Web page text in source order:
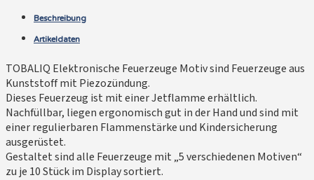
Beschreibung
Artikeldaten
TOBALIQ Elektronische Feuerzeuge Motiv sind Feuerzeuge aus
Kunststoff mit Piezozündung.
Dieses Feuerzeug ist mit einer Jetflamme erhältlich.
Nachfüllbar, liegen ergonomisch gut in der Hand und sind mit
einer regulierbaren Flammenstärke und Kindersicherung
ausgerüstet.
Gestaltet sind alle Feuerzeuge mit „5 verschiedenen Motiven“
zu je 10 Stück im Display sortiert.